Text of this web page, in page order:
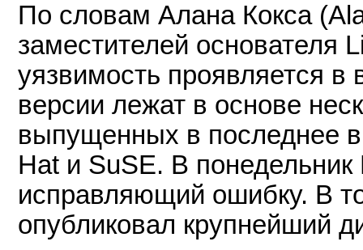
По словам Алана Кокса
заместителей основателя
уязвимость проявляется
версии лежат в основе
выпущенных в последнее
Hat и SuSE. В
исправляющий ошибку. В
опубликовал крупнейший